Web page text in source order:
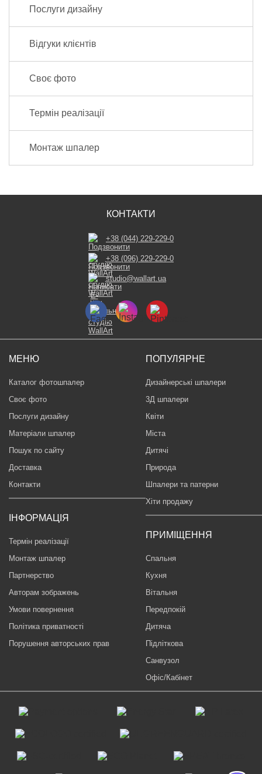
Послуги дизайну
Відгуки клієнтів
Своє фото
Термін реалізації
Монтаж шпалер
МЕНЮ
Каталог фотошпалер
Своє фото
Послуги дизайну
Матеріали шпалер
Пошук по сайту
Доставка
Контакти
ІНФОРМАЦІЯ
Термін реалізації
Монтаж шпалер
Партнерство
Авторам зображень
Умови повернення
Політика приватності
Порушення авторських прав
ПОПУЛЯРНЕ
Дизайнерські шпалери
3Д шпалери
Квіти
Міста
Дитячі
Природа
Шпалери та патерни
Хіти продажу
ПРИМІЩЕННЯ
Спальня
Кухня
Вітальня
Передпокій
Дитяча
Підліткова
Санвузол
Офіс/Кабінет
КОНТАКТИ
+38 (044) 229-229-0
+38 (096) 229-229-0
studio@wallart.ua